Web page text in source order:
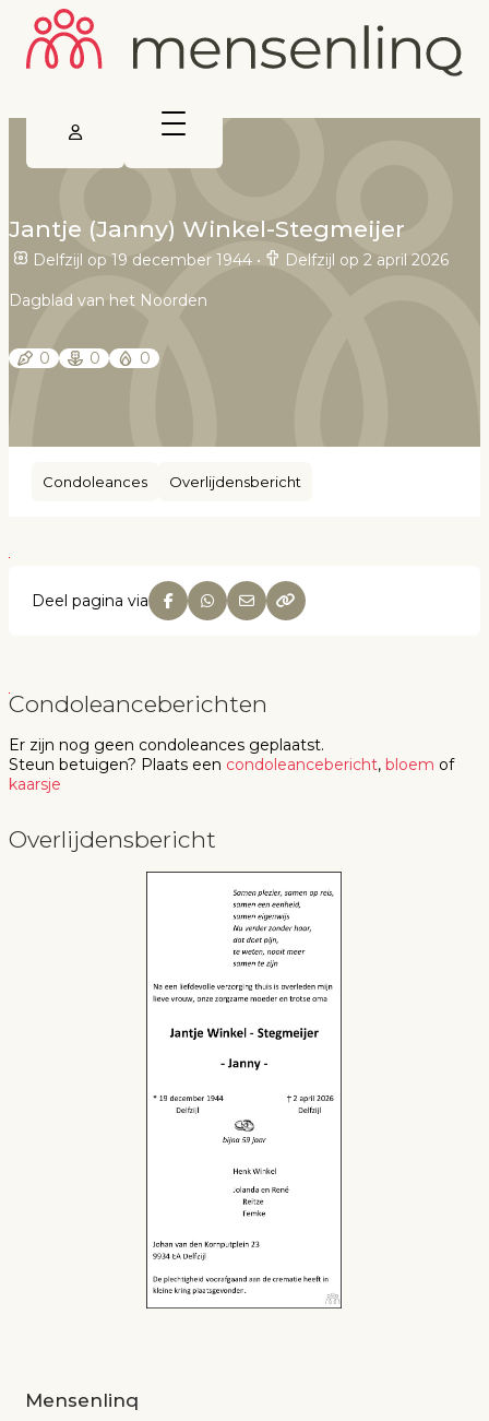
Jantje (Janny) Winkel-Stegmeijer
Delfzijl op 19 december 1944 • Delfzijl op 2 april 2026
Dagblad van het Noorden
0 0 0
Condoleances Overlijdensbericht
Deel pagina via
Condoleanceberichten
Er zijn nog geen condoleances geplaatst.
Steun betuigen? Plaats een condoleancebericht, bloem of
kaarsje
Overlijdensbericht
Mensenlinq